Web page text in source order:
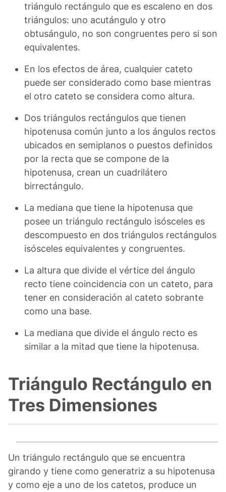
triángulo rectángulo que es escaleno en dos
triángulos: uno acutángulo y otro
obtusángulo, no son congruentes pero si son
equivalentes.
En los efectos de área, cualquier cateto
puede ser considerado como base mientras
el otro cateto se considera como altura.
Dos triángulos rectángulos que tienen
hipotenusa común junto a los ángulos rectos
ubicados en semiplanos o puestos definidos
por la recta que se compone de la
hipotenusa, crean un cuadrilátero
birrectángulo.
La mediana que tiene la hipotenusa que
posee un triángulo rectángulo isósceles es
descompuesto en dos triángulos rectángulos
isósceles equivalentes y congruentes.
La altura que divide el vértice del ángulo
recto tiene coincidencia con un cateto, para
tener en consideración al cateto sobrante
como una base.
La mediana que divide el ángulo recto es
similar a la mitad que tiene la hipotenusa.
Triángulo Rectángulo en
Tres Dimensiones
Un triángulo rectángulo que se encuentra
girando y tiene como generatriz a su hipotenusa
y como eje a uno de los catetos, produce un